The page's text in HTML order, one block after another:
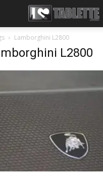
Lamborghini L2800
L2800